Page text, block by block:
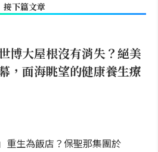
接下篇文章
博大屋根沒有消失？絕美
，面海眺望的健康養生療
重生為飯店？保聖那集團於